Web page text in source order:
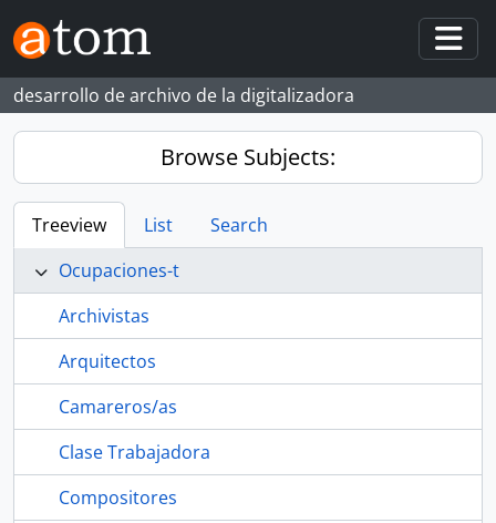
Skip to main content
desarrollo de archivo de la digitalizadora
Browse Subjects:
Treeview List
Search
Ocupaciones-t
Archivistas
Arquitectos
Camareros/as
Clase Trabajadora
Compositores